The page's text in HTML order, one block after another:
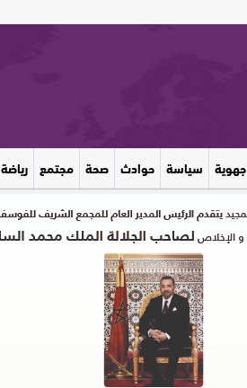
جهوية سياسة حوادث صحة مجتمع رياضة